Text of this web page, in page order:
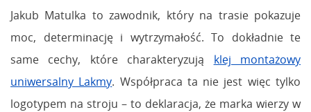
Jakub Matulka to zawodnik, który na trasie pokazuje
moc, determinację i wytrzymałość. To dokładnie te
same cechy, które charakteryzują klej montażowy
uniwersalny Lakmy. Współpraca ta nie jest więc tylko
logotypem na stroju – to deklaracja, że marka wierzy w